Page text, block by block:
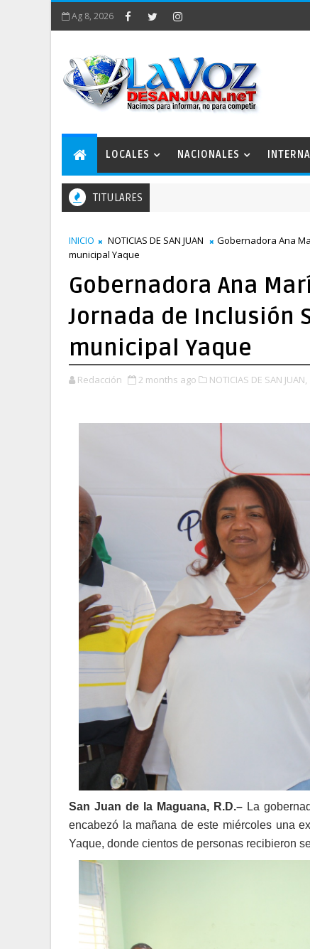
Ag 8, 2026
LOCALES NACIONALES
TITULARES
INICIO NOTICIAS DE SAN JUAN
Gobernadora Ana
municipal Yaque
Gobernadora Ana
Jornada de Inclusión
municipal Yaque
Redacción 2 months ago NOTICIAS DE SAN JUAN,
San Juan de la Maguana, R.D.– La
encabezó la mañana de este miércoles una
Yaque, donde cientos de personas recibieron